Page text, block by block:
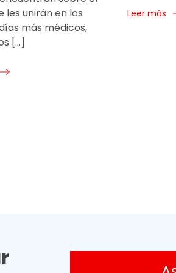
les unirán en los
más médicos,
[…]
Leer más